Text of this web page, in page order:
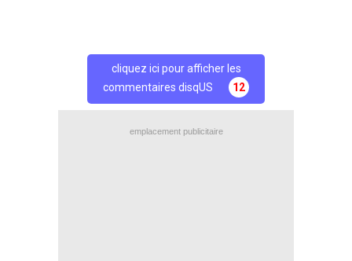
cliquez ici pour afficher les
commentaires disqUS
12
emplacement publicitaire